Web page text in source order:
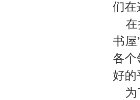
们在
在
书屋
各个
好的
为